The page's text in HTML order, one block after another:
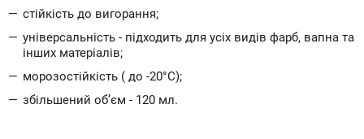
стійкість до вигорання;
універсальність - підходить для усіх видів фарб, вапна та
інших матеріалів;
морозостійкість ( до -20°С);
збільшений об’єм - 120 мл.